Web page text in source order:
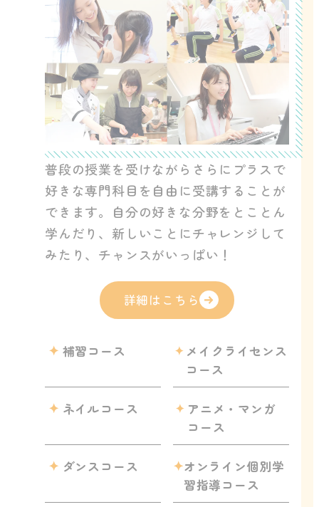
普段の授業を受けながらさらにプラスで
好きな専門科目を自由に受講することが
できます。自分の好きな分野をとことん
学んだり、新しいことにチャレンジして
みたり、チャンスがいっぱい！
詳細はこちら
補習コース
メイクライセンス
コース
ネイルコース
アニメ・マンガ
コース
ダンスコース
オンライン個別学
習指導コース